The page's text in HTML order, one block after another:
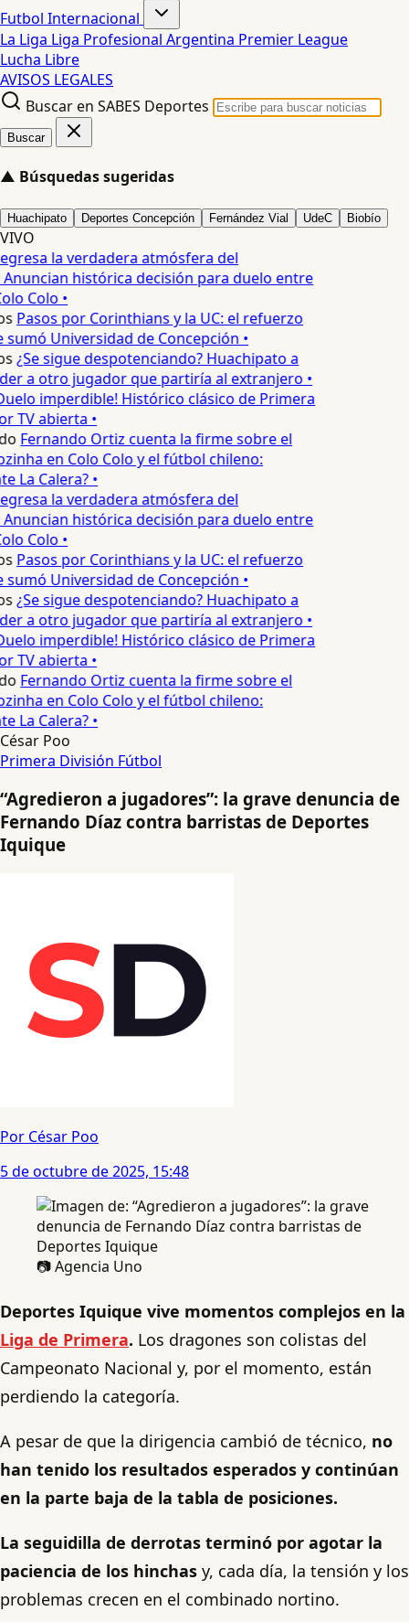
Futbol Internacional
La Liga Liga Profesional Argentina Premier League
Lucha Libre
AVISOS LEGALES
Buscar en SABES Deportes
Buscar
▲ Búsquedas sugeridas
Huachipato Deportes Concepción Fernández Vial UdeC Biobío
VIVO
la verdadera atmósfera del
histórica decisión para duelo entre
Colo •
Pasos por Corinthians y la UC: el refuerzo
Universidad de Concepción •
¿Se sigue despotenciando? Huachipato a
a otro jugador que partiría al extranjero •
imperdible! Histórico clásico de Primera
TV abierta •
Fernando Ortiz cuenta la firme sobre el
en Colo Colo y el fútbol chileno:
La Calera? •
la verdadera atmósfera del
histórica decisión para duelo entre
Colo •
Pasos por Corinthians y la UC: el refuerzo
Universidad de Concepción •
¿Se sigue despotenciando? Huachipato a
a otro jugador que partiría al extranjero •
imperdible! Histórico clásico de Primera
TV abierta •
Fernando Ortiz cuenta la firme sobre el
en Colo Colo y el fútbol chileno:
La Calera? •
César Poo
Primera División Fútbol
“Agredieron a jugadores”: la grave denuncia de
Fernando Díaz contra barristas de Deportes
Iquique
Por César Poo
5 de octubre de 2025, 15:48
📷 Agencia Uno
Deportes Iquique vive momentos complejos en la
Liga de Primera. Los dragones son colistas del
Campeonato Nacional y, por el momento, están
perdiendo la categoría.
A pesar de que la dirigencia cambió de técnico, no
han tenido los resultados esperados y continúan
en la parte baja de la tabla de posiciones.
La seguidilla de derrotas terminó por agotar la
paciencia de los hinchas y, cada día, la tensión y los
problemas crecen en el combinado nortino.